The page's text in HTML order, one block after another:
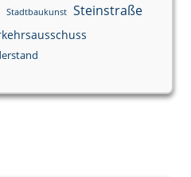
Stadtbaukunst Steinstraße